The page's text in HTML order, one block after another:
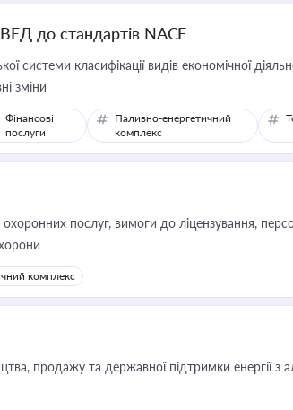
до стандартів NACE
системи класифікації видів економічної
зміни
Фінансові
послуги
Паливно-енергетичний
комплекс
послуг, вимоги до ліцензування,
комплекс
продажу та державної підтримки енергії з